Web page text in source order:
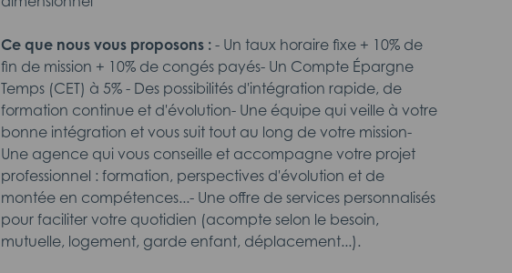
Ce que nous vous proposons :- Un taux horaire fixe + 10% de
fin de mission + 10% de congés payés- Un Compte Épargne
Temps (CET) à 5% - Des possibilités d'intégration rapide, de
formation continue et d'évolution- Une équipe qui veille à votre
bonne intégration et vous suit tout au long de votre mission-
Une agence qui vous conseille et accompagne votre projet
professionnel : formation, perspectives d'évolution et de
montée en compétences...- Une offre de services personnalisés
pour faciliter votre quotidien (acompte selon le besoin,
mutuelle, logement, garde enfant, déplacement...).